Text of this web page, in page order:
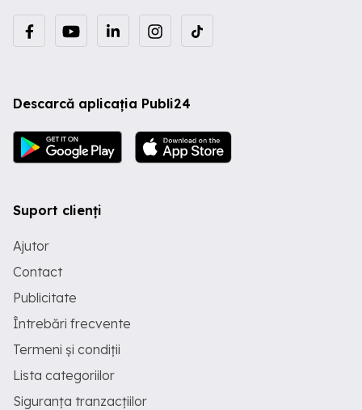
Descarcă aplicația Publi24
Suport clienți
Ajutor
Contact
Publicitate
Întrebări frecvente
Termeni și condiții
Lista categoriilor
Siguranța tranzacțiilor